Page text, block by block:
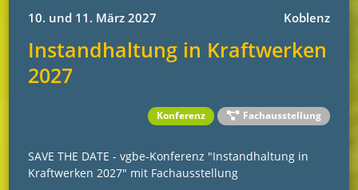
10. und 11. März 2027 Koblenz
Instandhaltung in Kraftwerken
2027
Konferenz Fachausstellung
SAVE THE DATE - vgbe-Konferenz "Instandhaltung in
Kraftwerken 2027" mit Fachausstellung